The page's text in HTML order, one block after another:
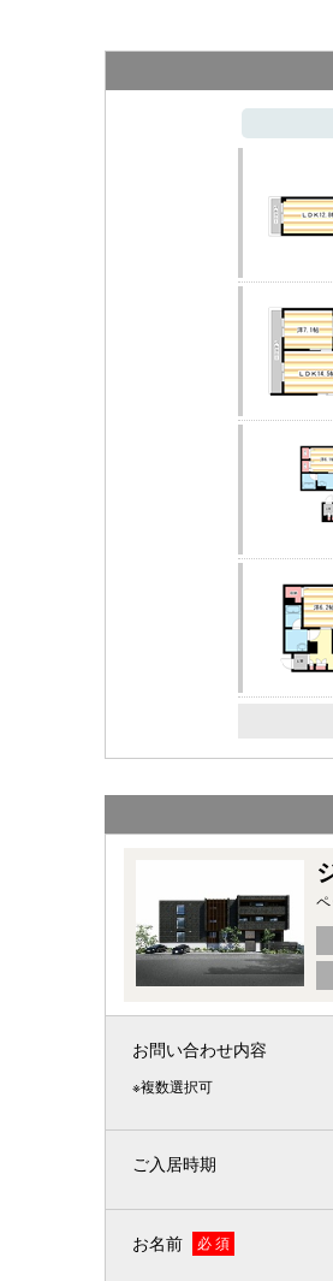
お問い合わせ内容
※複数選択可
ご入居時期
お名前 必 須